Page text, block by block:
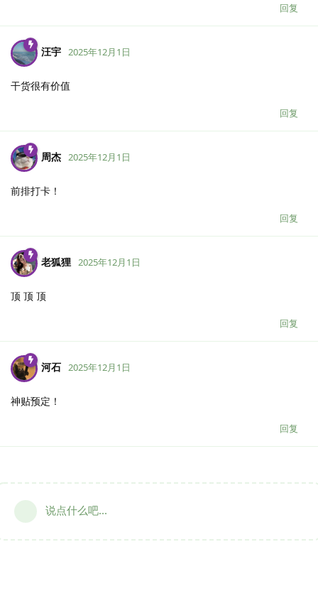
回复
汪宇 2025年12月1日
干货很有价值
回复
周杰 2025年12月1日
前排打卡！
回复
老狐狸 2025年12月1日
顶 顶 顶
回复
河石 2025年12月1日
神贴预定！
回复
说点什么吧...